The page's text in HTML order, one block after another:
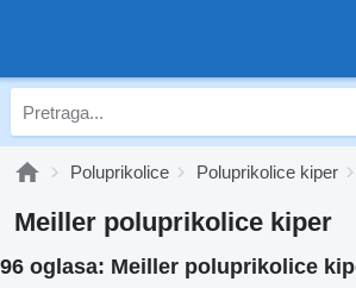
Poluprikolice Poluprikolice kiper
Meiller poluprikolice kiper
96 oglasa: Meiller poluprikolice